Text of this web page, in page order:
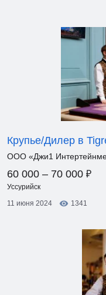
Крупье/Дилер в
ООО «Джи1
60 000 – 70 000 ₽
Уссурийск
11 июня 2024
1341